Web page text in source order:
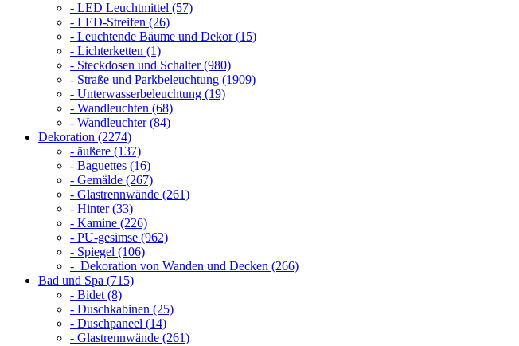
- LED Leuchtmittel (57)
- LED-Streifen (26)
- Leuchtende Bäume und Dekor (15)
- Lichterketten (1)
- Steckdosen und Schalter (980)
- Straße und Parkbeleuchtung (1909)
- Unterwasserbeleuchtung (19)
- Wandleuchten (68)
- Wandleuchter (84)
Dekoration (2274)
- äußere (137)
- Baguettes (16)
- Gemälde (267)
- Glastrennwände (261)
- Hinter (33)
- Kamine (226)
- PU-gesimse (962)
- Spiegel (106)
- Dekoration von Wanden und Decken (266)
Bad und Spa (715)
- Bidet (8)
- Duschkabinen (25)
- Duschpaneel (14)
- Glastrennwände (261)